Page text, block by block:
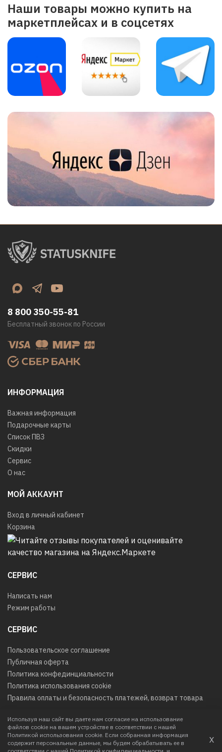
Наши товары можно купить на
маркетплейсах и в соцсетях
ИНФОРМАЦИЯ
Важная информация
Подарочные карты
Список ПВЗ
Скидки
Сервис
О нас
МОЙ АККАУНТ
Вход в личный кабинет
Корзина
СЕРВИС
Написать нам
Режим работы
СЕРВИС
Пользовательское соглашение
Публичная оферта
Политика конфединциальности
Политика использования cookie
Правила оплаты и безопасность платежей, возврат товара
8 800 350-55-81
Бесплатный звонок по России
© 2026Любое использование контента без письменного
разрешения запрещено
Используя наш сайт вы даете нам согласие на использование
файлов cookie на вашем устройстве в соответствии с нашей
Политикой использования cookie. Если собранная информация
содержит персональные данные, мы будем обрабатывать ее в
х